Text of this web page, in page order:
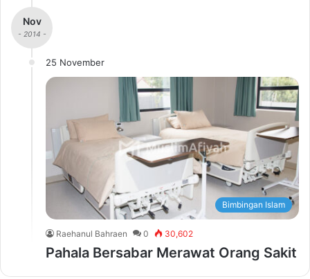
Nov
- 2014 -
25 November
Bimbingan Islam
Raehanul Bahraen 0 30,602
Pahala Bersabar Merawat Orang Sakit